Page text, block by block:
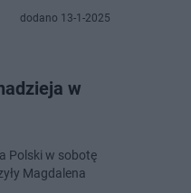
dodano 13-1-2025
w
Polski w sobotę
Magdalena